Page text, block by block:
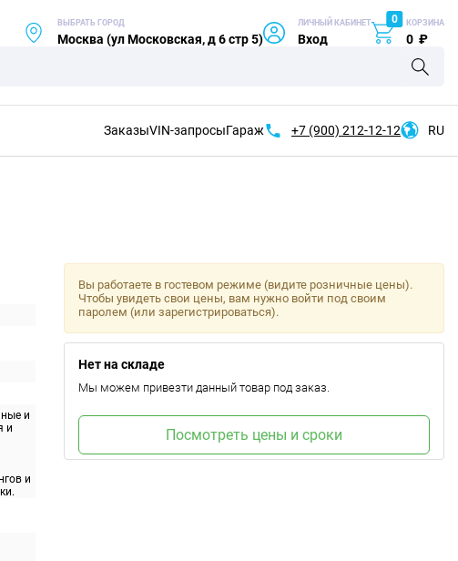
ВЫБРАТЬ ГОРОД
Москва (ул Московская, д 6 стр 5)
ЛИЧНЫЙ КАБИНЕТ
Вход
0 КОРЗИНА
0 ₽
ЗаказыVIN-запросыГараж +7 (900) 212-12-12 RU
и
и
и
Вы работаете в гостевом режиме (видите розничные цены).
Чтобы увидеть свои цены, вам нужно войти под своим
паролем (или зарегистрироваться).
Нет на складе
Мы можем привезти данный товар под заказ.
Посмотреть цены и сроки